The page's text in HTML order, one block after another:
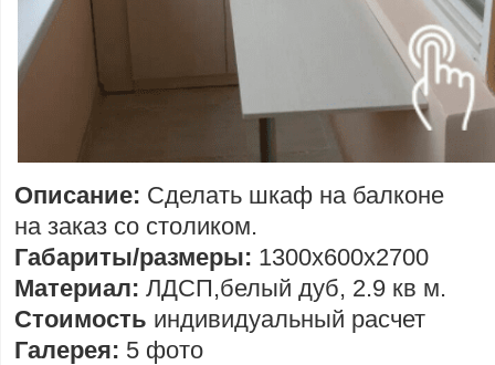
Описание: Сделать шкаф на балконе
на заказ со столиком.
Габариты/размеры: 1300х600х2700
Материал: ЛДСП,белый дуб, 2.9 кв м.
Стоимость индивидуальный расчет
Галерея: 5 фото